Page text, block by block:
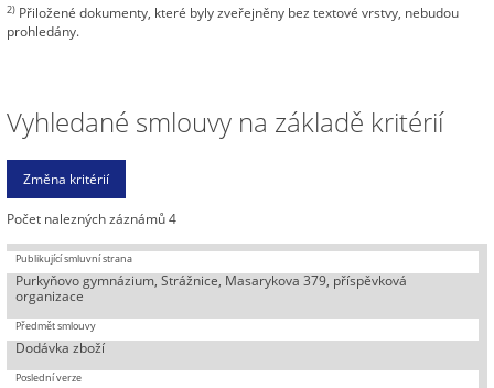
2) Přiložené dokumenty, které byly zveřejněny bez textové vrstvy, nebudou
prohledány.
Vyhledané smlouvy na základě kritérií
Počet nalezných záznámů 4
Purkyňovo gymnázium, Strážnice, Masarykova 379, příspěvková
organizace
Dodávka zboží